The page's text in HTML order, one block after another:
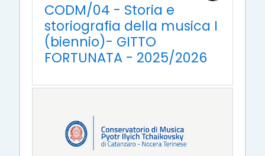
CODM/04 - Storia e
storiografia della musica I
(biennio)- GITTO
FORTUNATA - 2025/2026